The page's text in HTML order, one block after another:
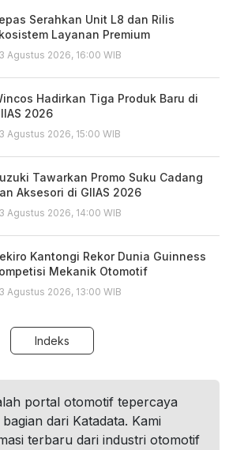
Serahkan Unit L8 dan Rilis
Layanan Premium
Agustus 2026, 16:00 WIB
Hadirkan Tiga Produk Baru di
2026
Agustus 2026, 15:00 WIB
Tawarkan Promo Suku Cadang
Aksesori di GIIAS 2026
Agustus 2026, 14:00 WIB
Kantongi Rekor Dunia Guinness
Mekanik Otomotif
Agustus 2026, 13:00 WIB
Indeks
portal otomotif tepercaya
dari Katadata. Kami
terbaru dari industri otomotif